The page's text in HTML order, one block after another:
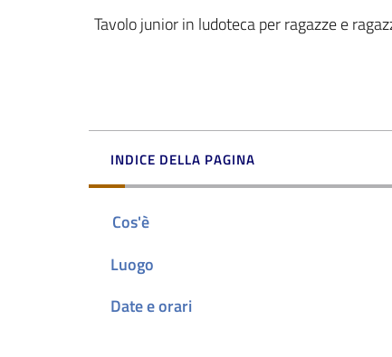
Tavolo junior in ludoteca per ragazze e
INDICE DELLA PAGINA
Cos'è
Luogo
Date e orari